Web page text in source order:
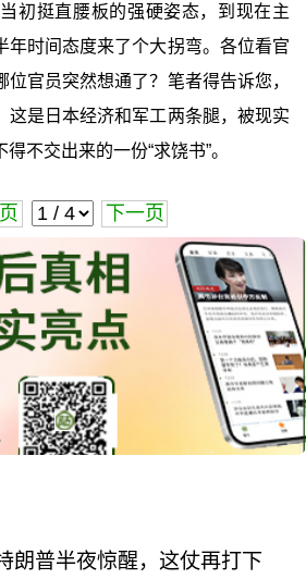
初挺直腰板的强硬姿态，到现在主
年时间态度来了个大拐弯。各位看官
官员突然想通了？笔者得告诉您，
这是日本经济和军工两条腿，被现实
不交出来的一份“求饶书”。
下一页
朗普半夜惊醒，这仗再打下